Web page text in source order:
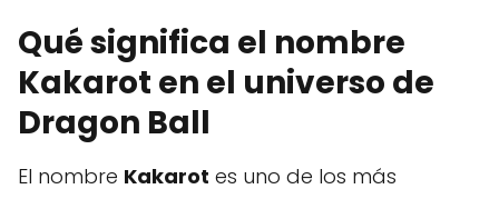
Qué significa el nombre
Kakarot en el universo de
Dragon Ball
El nombre Kakarot es uno de los más